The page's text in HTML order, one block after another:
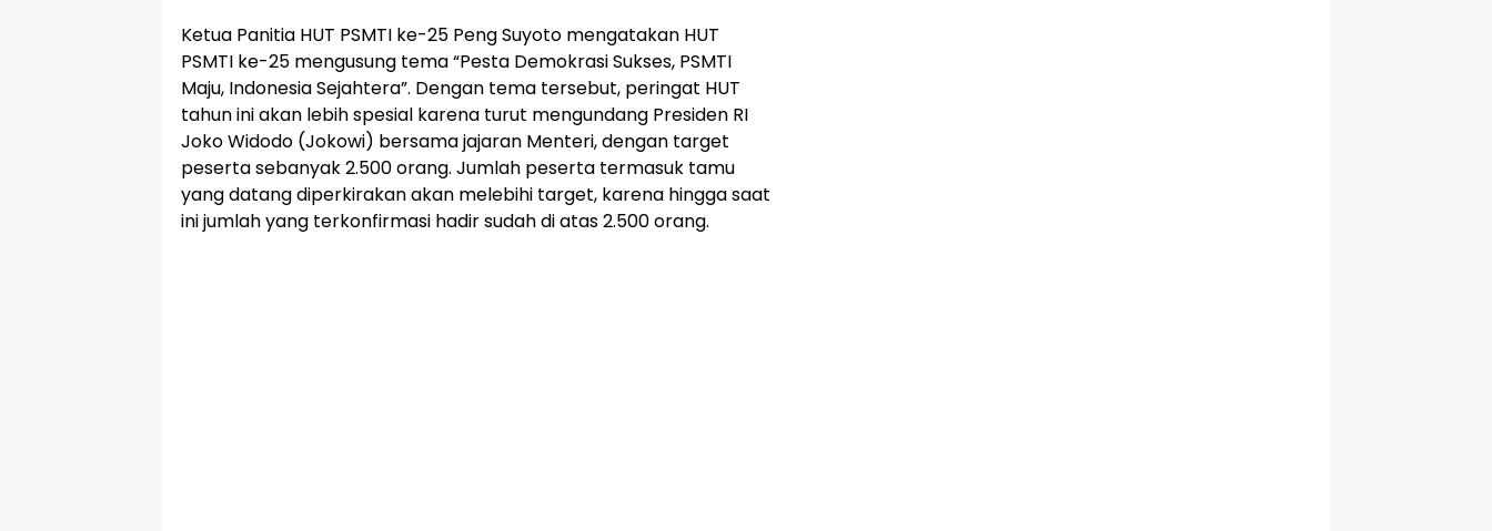
Ketua Panitia HUT PSMTI ke-25 Peng Suyoto mengatakan HUT
PSMTI ke-25 mengusung tema “Pesta Demokrasi Sukses, PSMTI
Maju, Indonesia Sejahtera”. Dengan tema tersebut, peringat HUT
tahun ini akan lebih spesial karena turut mengundang Presiden RI
Joko Widodo (Jokowi) bersama jajaran Menteri, dengan target
peserta sebanyak 2.500 orang. Jumlah peserta termasuk tamu
yang datang diperkirakan akan melebihi target, karena hingga saat
ini jumlah yang terkonfirmasi hadir sudah di atas 2.500 orang.